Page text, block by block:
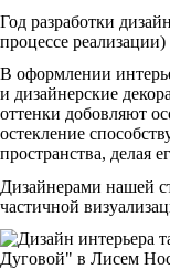
Год разработки
процессе реализации)
В оформлении
и дизайнерские
оттенки добовляют
остекление
пространства, делая
Дизайнерами нашей
частичной